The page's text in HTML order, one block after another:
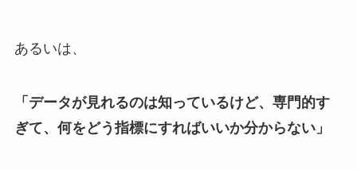
あるいは、
「データが見れるのは知っているけど、専門的す
ぎて、何をどう指標にすればいいか分からない」